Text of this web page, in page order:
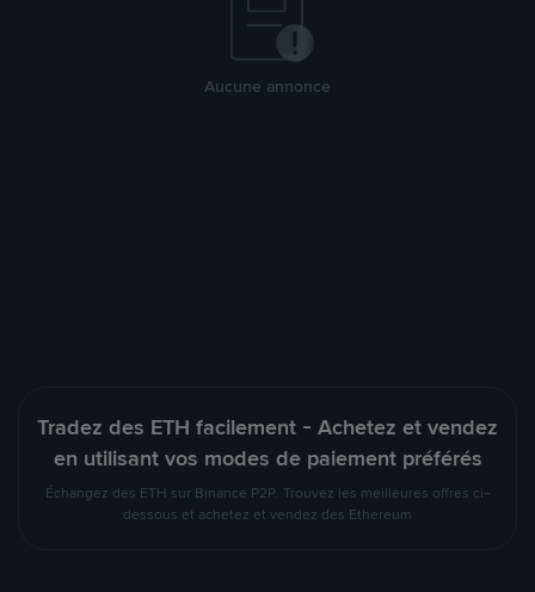
Aucune annonce
Tradez des ETH facilement - Achetez et vendez
en utilisant vos modes de paiement préférés
Échangez des ETH sur Binance P2P. Trouvez les meilleures offres ci-
dessous et achetez et vendez des Ethereum